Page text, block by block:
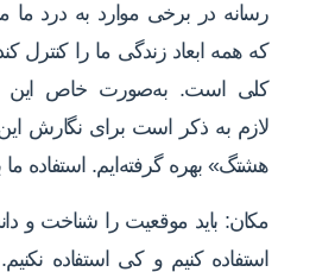
رسانه در برخی موارد به درد
که همه ابعاد زندگی ما را کنترل
کلی است. به‌صورت خاص این
هشتگ» بهره گرفته‌ایم. استفاده ما
مکان: باید موقعیت را شناخت و
استفاده کنیم و کی استفاده